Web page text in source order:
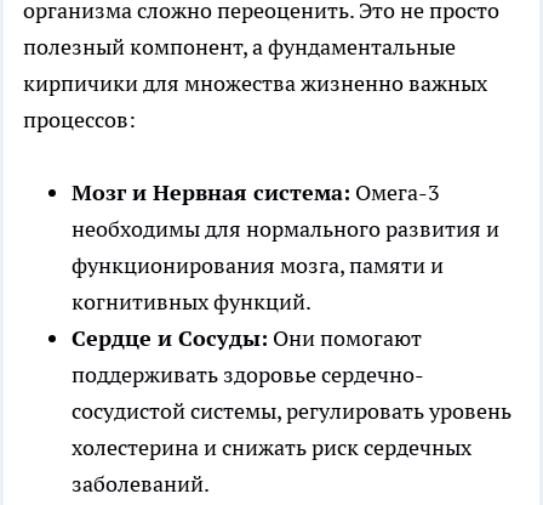
организма сложно переоценить. Это не просто
полезный компонент, а фундаментальные
кирпичики для множества жизненно важных
процессов:
Мозг и Нервная система: Омега-3
необходимы для нормального развития и
функционирования мозга, памяти и
когнитивных функций.
Сердце и Сосуды: Они помогают
поддерживать здоровье сердечно-
сосудистой системы, регулировать уровень
холестерина и снижать риск сердечных
заболеваний.